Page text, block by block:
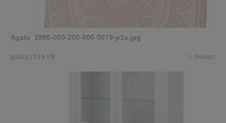
Agata_1998-000-200-000-0079-p1a.jpg
grafika | 53,8 KB Pobierz